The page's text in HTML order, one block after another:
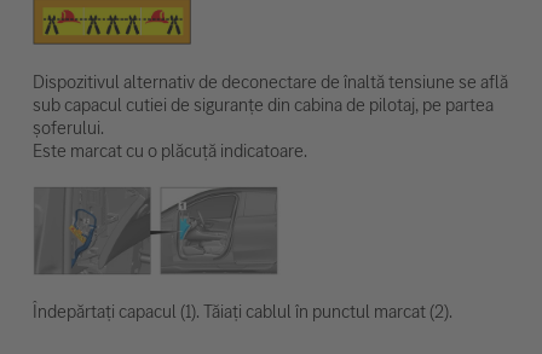
Dispozitivul alternativ de deconectare de înaltă tensiune se află
sub capacul cutiei de siguranțe din cabina de pilotaj, pe partea
șoferului.
Este marcat cu o plăcuță indicatoare.
Îndepărtați capacul (1). Tăiați cablul în punctul marcat (2).